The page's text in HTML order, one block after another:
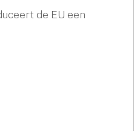
de EU een